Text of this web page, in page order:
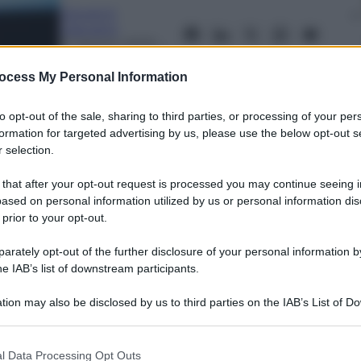
My Personal Information
opt-out of the sale, sharing to third parties, or processing of your
for targeted advertising by us, please use the below opt-out
selection.
that after your opt-out request is processed you may continue seeing
on personal information utilized by us or personal information
to your opt-out.
opt-out of the further disclosure of your personal information
IAB’s list of downstream participants.
may also be disclosed by us to third parties on the IAB’s List of
Data Processing Opt Outs
31 Agosto 2023–
preferite
gironi abbordabili per Inter e Lazio,
e un gruppo della morte per il
e Tonali